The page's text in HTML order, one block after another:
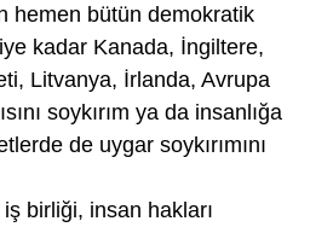
hemen bütün demokratik
kadar Kanada, İngiltere,
Litvanya, İrlanda, Avrupa
soykırım ya da insanlığa
de uygar soykırımını
birliği, insan hakları